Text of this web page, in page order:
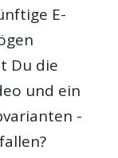
E-
Du die
und ein
-